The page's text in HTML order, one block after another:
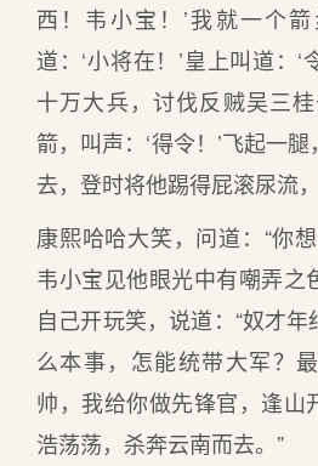
西！韦小宝！’我就一个
道：‘小将在！’皇上叫道：
十万大兵，讨伐反贼吴三
箭，叫声：‘得令！’飞起一
去，登时将他踢得屁滚尿流
康熙哈哈大笑，问道：“你
韦小宝见他眼光中有嘲弄之
自己开玩笑，说道：“奴才
么本事，怎能统带大军？
帅，我给你做先锋官，逢山
浩荡荡，杀奔云南而去。”